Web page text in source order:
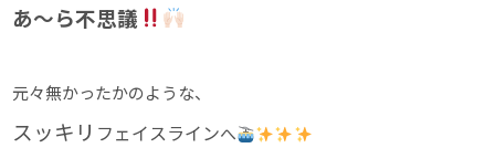
あ～ら不思議
元々無かったかのような、
スッキリ フェイスラインへ